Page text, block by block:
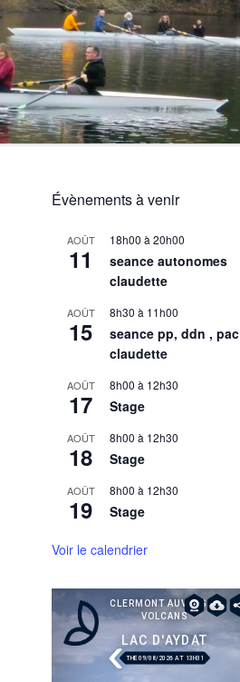
MENTIONS LÉGALES
PARTENAIRES
Évènements à venir
AOÛT
11
18h00 à 20h00
seance autonomes
claudette
AOÛT
15
8h30 à 11h00
seance pp, ddn , pac
claudette
AOÛT
17
8h00 à 12h30
Stage
AOÛT
18
8h00 à 12h30
Stage
AOÛT
19
8h00 à 12h30
Stage
Voir le calendrier